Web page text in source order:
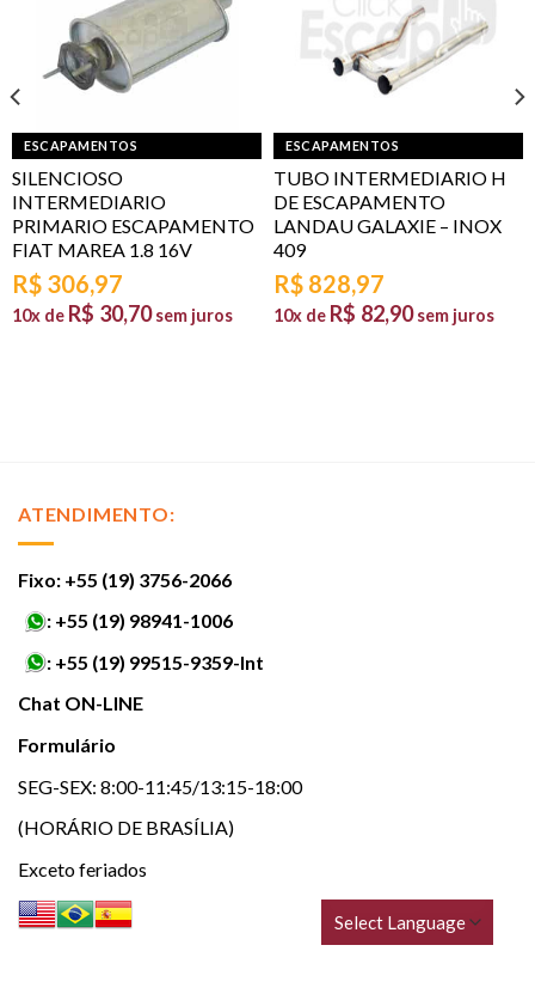
ESCAPAMENTOS
SILENCIOSO
INTERMEDIARIO
PRIMARIO ESCAPAMENTO
FIAT MAREA 1.8 16V
R$ 306,97
10x de R$ 30,70 sem juros
ESCAPAMENTOS
TUBO INTERMEDIARIO H
DE ESCAPAMENTO
LANDAU GALAXIE – INOX
409
R$ 828,97
10x de R$ 82,90 sem juros
ATENDIMENTO:
Fixo: +55 (19) 3756-2066
: +55 (19) 98941-1006
: +55 (19) 99515-9359-Int
Chat ON-LINE
Formulário
SEG-SEX: 8:00-11:45/13:15-18:00
(HORÁRIO DE BRASÍLIA)
Exceto feriados